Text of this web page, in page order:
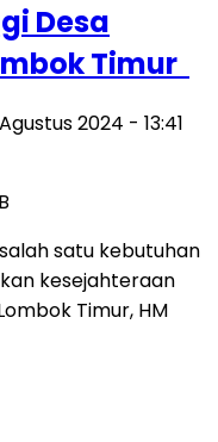
Desa
Timur
2024 - 13:41
satu kebutuhan
kesejahteraan
Timur, HM